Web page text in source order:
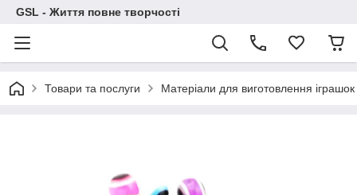
GSL - Життя повне творчості
Товари та послуги Матеріали для виготовлення іграшок